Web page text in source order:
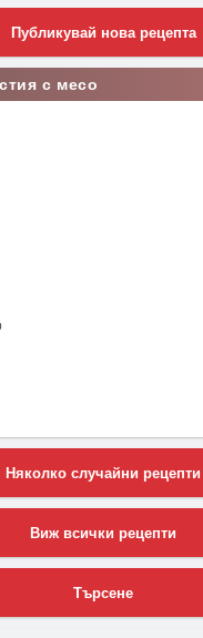
Публикувай нова рецепта
в Ястия с месо
Няколко случайни рецепти
Виж всички рецепти
Търсене